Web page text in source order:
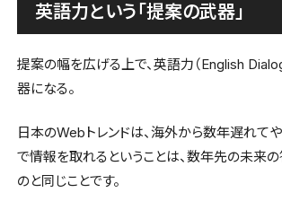
英語力という「提案の武器」
提案の幅を広げる上で、英語力（English
器になる。
日本のWebトレンドは、海外から数年遅れてや
で情報を取れるということは、数年先の未来
のと同じことです。